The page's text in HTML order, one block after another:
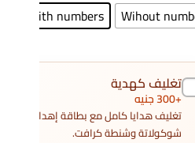
Wihout
With numbers
تغليف كهدية
+300 جنيه
شوكولاتة وشنطة كرافت.